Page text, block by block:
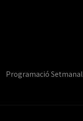
Programació Setmanal